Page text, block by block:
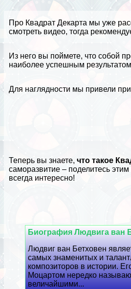
Про Квадрат Декарта мы уже
смотреть видео, тогда
Из него вы поймете, что собой
наиболее успешным
Для наглядности мы привели
Теперь вы знаете,что такое
саморазвитие – поделитесь
всегда интересно!
Биография Людвига ван
Людвиг ван Бетховен
самых знаменитых и
композиторов в истории.
Моцартом нередко
величайшими...